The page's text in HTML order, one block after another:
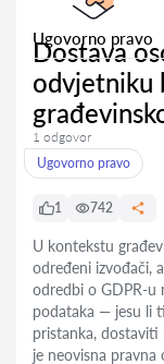
Ugovorno pravo
Dostava
odvjetniku
1 odgovor
Ugovorno pravo
1 742
U kontekstu
određeni izvođači,
odredbi o GDPR-u
podataka — jesu li
pristanka,
je neovisna pravna